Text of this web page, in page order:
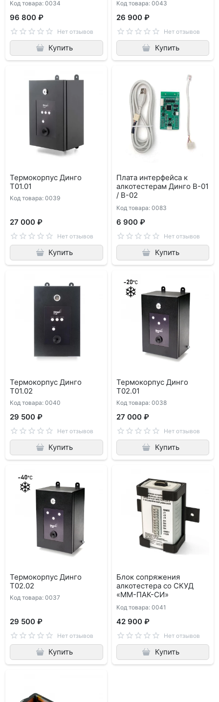
Код товара: 0034
96 800 ₽
Нет отзывов
Купить
Код товара: 0043
26 900 ₽
Нет отзывов
Купить
Термокорпус Динго
Т01.01
Код товара: 0039
27 000 ₽
Нет отзывов
Купить
Плата интерфейса к
алкотестерам Динго В-01
/ В-02
Код товара: 0083
6 900 ₽
Нет отзывов
Купить
Термокорпус Динго
Т01.02
Код товара: 0040
29 500 ₽
Нет отзывов
Купить
Термокорпус Динго
Т02.01
Код товара: 0038
27 000 ₽
Нет отзывов
Купить
Термокорпус Динго
Т02.02
Код товара: 0037
29 500 ₽
Нет отзывов
Купить
Блок сопряжения
алкотестера со СКУД
«ММ-ПАК-СИ»
Код товара: 0041
42 900 ₽
Нет отзывов
Купить